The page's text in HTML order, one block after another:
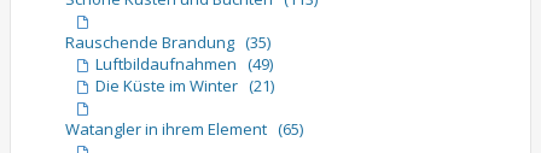
Rauschende Brandung (35)
Luftbildaufnahmen (49)
Die Küste im Winter (21)
Watangler in ihrem Element (65)